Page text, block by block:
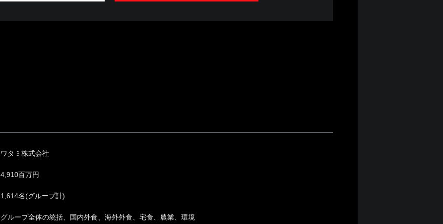
ワタミ株式会社
4,910百万円
1,614名(グループ計)
グループ全体の統括、国内外食、海外外食、宅食、農業、環境